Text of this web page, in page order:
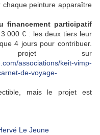
chaque peinture apparaître
financement participatif
000 € : les deux tiers leur
4 jours pour contribuer.
projet sur
associations/keit-vimp-
de-voyage-
mais le projet est
Le Jeune